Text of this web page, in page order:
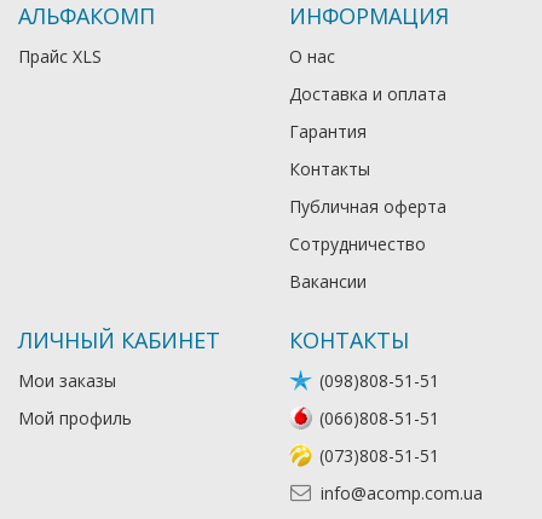
АЛЬФАКОМП
Прайс XLS
ИНФОРМАЦИЯ
О нас
Доставка и оплата
Гарантия
Контакты
Публичная оферта
Сотрудничество
Вакансии
ЛИЧНЫЙ КАБИНЕТ
Мои заказы
Мой профиль
КОНТАКТЫ
(098)808-51-51
(066)808-51-51
(073)808-51-51
info@acomp.com.ua